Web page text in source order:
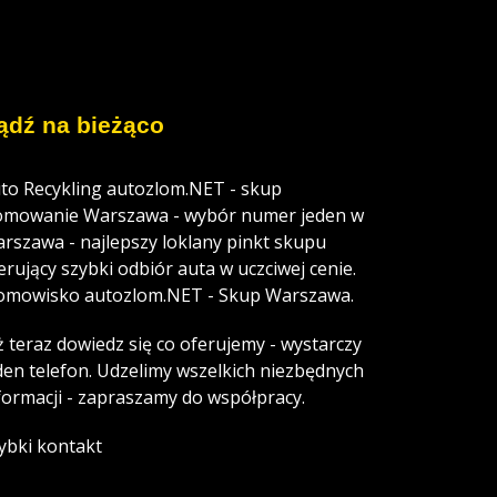
na bieżąco
Recykling autozlom.NET - skup
Warszawa - wybór numer jeden w
- najlepszy loklany pinkt skupu
szybki odbiór auta w uczciwej cenie.
autozlom.NET - Skup Warszawa.
teraz dowiedz się co oferujemy - wystarczy
telefon. Udzelimy wszelkich niezbędnych
- zapraszamy do współpracy.
kontakt